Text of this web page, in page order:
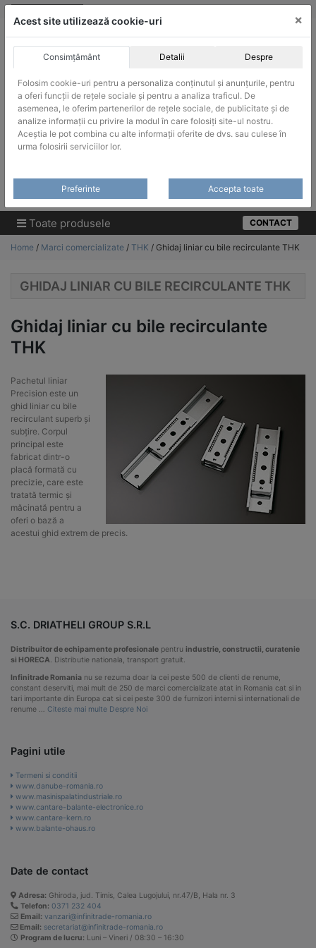
Skip
ACHIZITII PUBLICE
Produsele pot fi achizitionate si in sistemul SEAP / SICAP
Products
Toate produsele CONTACT
Home / Marci comercializate / THK / Ghidaj liniar cu bile recirculante THK
GHIDAJ LINIAR CU BILE RECIRCULANTE THK
Ghidaj liniar cu bile recirculante
THK
Pachetul liniar
Precision este un
ghid liniar cu bile
recirculant superb și
subțire. Corpul
principal este
fabricat dintr-o
placă formată cu
precizie, care este
tratată termic și
măcinată pentru a
oferi o bază a
acestui ghid extrem de precis.
S.C. DRIATHELI GROUP S.R.L
Distribuitor de echipamente profesionale pentru industrie, constructii, curatenie
si HORECA . Distributie nationala, transport gratuit.
Infinitrade Romania nu se rezuma doar la cei peste 500 de clienti de renume,
constant deserviti, mai mult de 250 de marci comercializate atat in Romania cat si in
tari importante din Europa cat si cei peste 300 de furnizori interni si internationali de
renume … Citeste mai multe Despre Noi
Pagini utile
Termeni si conditii
www.danube-romania.ro
www.masinispalatindustriale.ro
www.cantare-balante-electronice.ro
www.cantare-kern.ro
www.balante-ohaus.ro
Date de contact
Adresa: Ghiroda, jud. Timis, Calea Lugojului, nr.47/B, Hala nr. 3
Telefon: 0371 232 404
Email: vanzari@infinitrade-romania.ro
Email: secretariat@infinitrade-romania.ro
Program de lucru: Luni – Vineri / 08:30 – 16:30
Acest site utilizează cookie-uri ×
Consimțământ Detalii Despre
Folosim cookie-uri pentru a personaliza conținutul și anunțurile, pentru
a oferi funcții de rețele sociale și pentru a analiza traficul. De
asemenea, le oferim partenerilor de rețele sociale, de publicitate și de
analize informații cu privire la modul în care folosiți site-ul nostru.
Aceștia le pot combina cu alte informații oferite de dvs. sau culese în
urma folosirii serviciilor lor.
Preferinte Accepta toate